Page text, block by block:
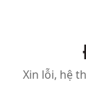
Xin lỗi, hệ